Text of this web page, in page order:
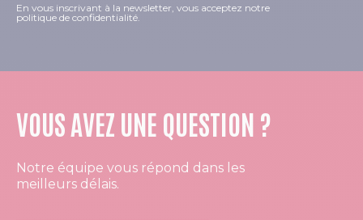
En vous inscrivant à la newsletter, vous acceptez notre
politique de confidentialité.
VOUS AVEZ UNE QUESTION ?
Notre équipe vous répond dans les
meilleurs délais.